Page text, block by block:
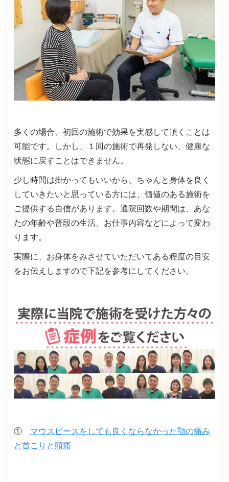
多くの場合、初回の施術で効果を実感して頂くことは
可能です。しかし、１回の施術で再発しない、健康な
状態に戻すことはできません。
少し時間は掛かってもいいから、ちゃんと身体を良く
していきたいと思っている方には、価値のある施術を
ご提供する自信があります。通院回数や期間は、あな
たの年齢や普段の生活、お仕事内容などによって変わ
ります。
実際に、お身体をみさせていただいてある程度の目安
をお伝えしますので下記を参考にしてください。
① マウスピースをしても良くならなかった顎の痛み
と首こりと頭痛